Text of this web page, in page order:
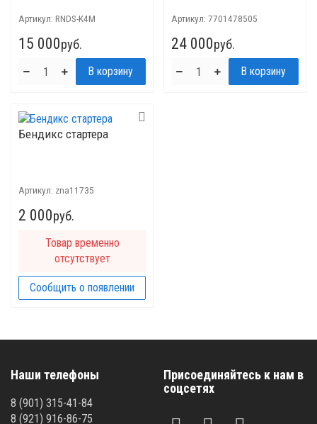
Артикул: RNDS-K4M
15 000руб.
Артикул: 7701478505
24 000руб.
Бендикс стартера
Артикул: znа11735
2 000руб.
Товар временно
отсутствует
Сообщить о появлении
Наши телефоны
8 (901) 315-41-84
8 (921) 916-86-75
Присоединяйтесь к нам в
соцсетях